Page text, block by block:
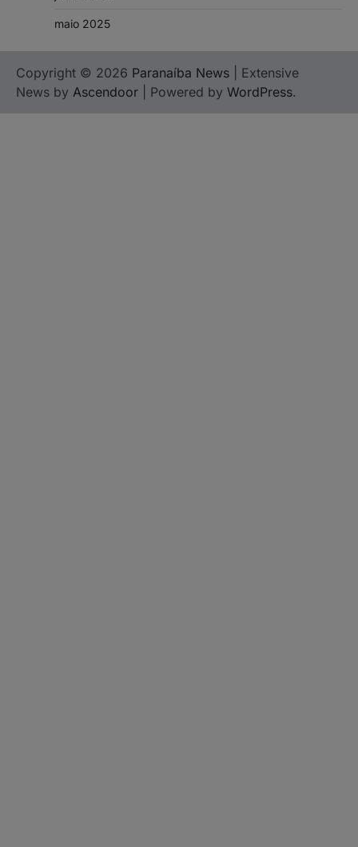
maio 2025
Copyright © 2026 Paranaíba News | Extensive
News by Ascendoor | Powered by WordPress.